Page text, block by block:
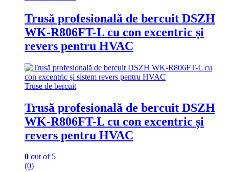
Trusă profesională de bercuit DSZH
WK-R806FT-L cu con excentric și
revers pentru HVAC
Truse de bercuit
Trusă profesională de bercuit DSZH
WK-R806FT-L cu con excentric și
revers pentru HVAC
0 out of 5
(0)